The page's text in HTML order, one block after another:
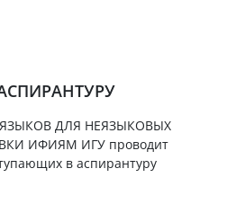
ДЛЯ НЕЯЗЫКОВЫХ
ИФИЯМ ИГУ проводит
в аспирантуру